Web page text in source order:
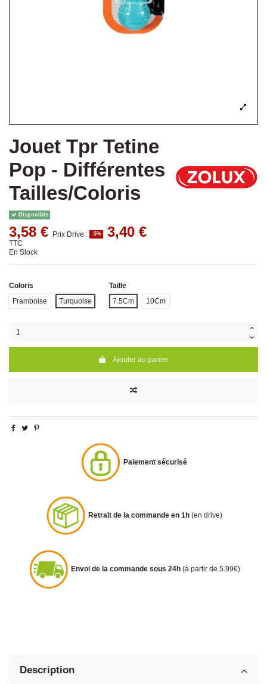
Jouet Tpr Tetine
Pop - Différentes
Tailles/Coloris
Disponible
3,58 € Prix Drive : -5% 3,40 €
TTC
En Stock
Coloris
Framboise
Turquoise
Taille
7.5Cm
10Cm
Ajouter au panier
Paiement sécurisé
Retrait de la commande en 1h (en drive)
Envoi de la commande sous 24h (à partir de 5.99€)
Description